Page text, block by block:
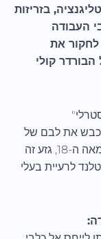
בזריזות
העבודה
לחקור את
קולי
שכבש את לבם של
אוהבי כלבים ברחבי העולם. עם מקורותיו במאה ה-18, גזע זה
לרעיית בעלי